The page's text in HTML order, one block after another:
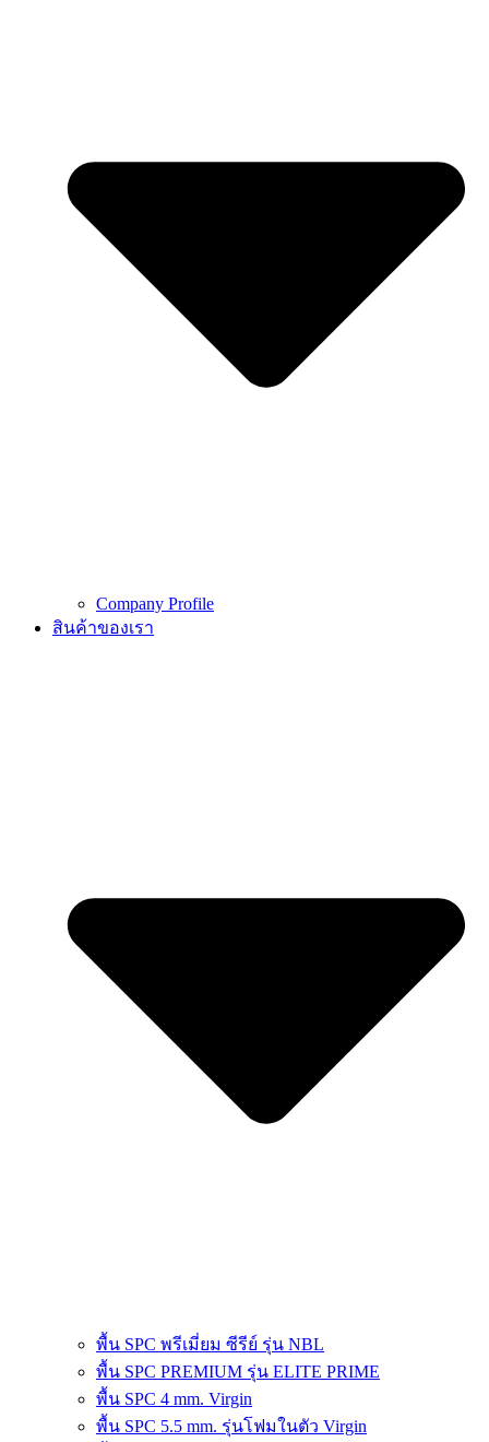
Company Profile
สินค้าของเรา
พื้น SPC พรีเมี่ยม ซีรีย์ รุ่น NBL
พื้น SPC PREMIUM รุ่น ELITE PRIME
พื้น SPC 4 mm. Virgin
พื้น SPC 5.5 mm. รุ่นโฟมในตัว Virgin